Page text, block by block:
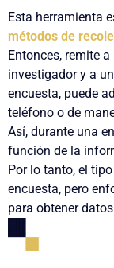
Esta herramienta
métodos de
Entonces, remite
investigador y a
encuesta, puede
teléfono o de
Así, durante una
función de la
Por lo tanto, el
encuesta, pero
para obtener